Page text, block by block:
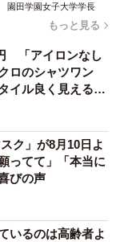
エンタメ色をよ
ったものが一つ
なる精神病院の
の外の人たちか
こそ、実はまと
生きる人たちと
なく濃く描き、
も力を入れて外
園田学園女子大学学長
もっと見る
「アイロンなし
ロのシャツワン
イル良く見える」
ク」が8月10日よ
ってて」「本当に
びの声
いるのは高齢者よ